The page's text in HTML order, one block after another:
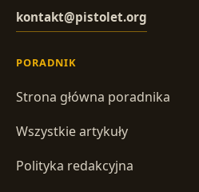
kontakt@pistolet.org
PORADNIK
Strona główna poradnika
Wszystkie artykuły
Polityka redakcyjna